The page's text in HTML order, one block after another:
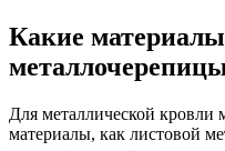
Какие
Для металлической кровли
материалы, как листовой